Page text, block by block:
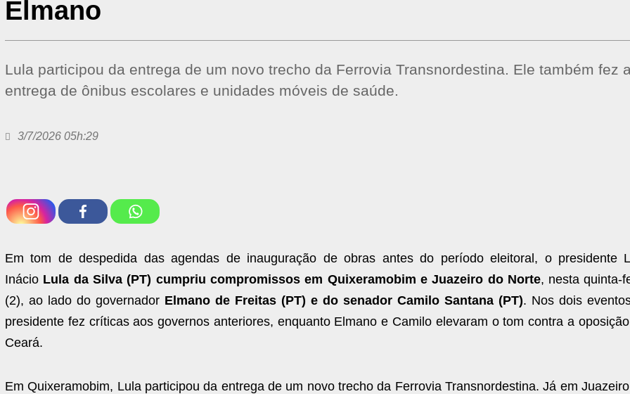
Elmano
Lula participou da entrega de um novo trecho da Ferrovia Transnordestina. Ele também fez
entrega de ônibus escolares e unidades móveis de saúde.
3/7/2026 05h:29
Em tom de despedida das agendas de inauguração de obras antes do período eleitoral, o presidente
Inácio Lula da Silva (PT) cumpriu compromissos em Quixeramobim e Juazeiro do Norte, nesta quinta-
(2), ao lado do governador Elmano de Freitas (PT) e do senador Camilo Santana (PT). Nos dois
presidente fez críticas aos governos anteriores, enquanto Elmano e Camilo elevaram o tom contra a
Ceará.
Em Quixeramobim, Lula participou da entrega de um novo trecho da Ferrovia Transnordestina. Já em